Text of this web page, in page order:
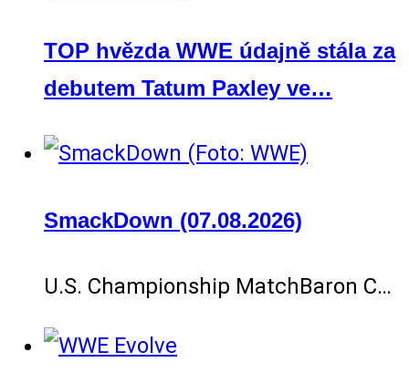
TOP hvězda WWE údajně stála za
debutem Tatum Paxley ve…
SmackDown (07.08.2026)
U.S. Championship MatchBaron C…